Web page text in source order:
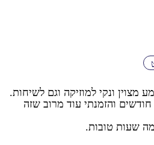
מצוין ונקי למוזיקה וגם לשיחות.
והזמנתי עוד מרוב שזה
שעות טובות.